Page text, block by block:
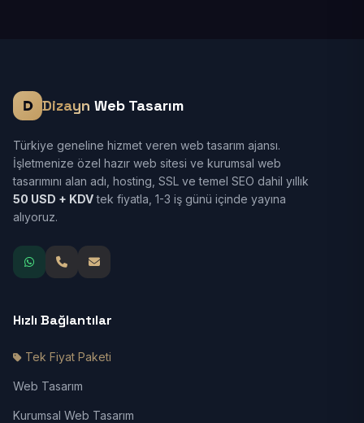
Dizayn Web Tasarım
Türkiye geneline hizmet veren web tasarım ajansı.
İşletmenize özel hazır web sitesi ve kurumsal web
tasarımını alan adı, hosting, SSL ve temel SEO dahil yıllık
50 USD + KDVtek fiyatla, 1-3 iş günü içinde yayına
alıyoruz.
Hızlı Bağlantılar
Tek Fiyat Paketi
Web Tasarım
Kurumsal Web Tasarım